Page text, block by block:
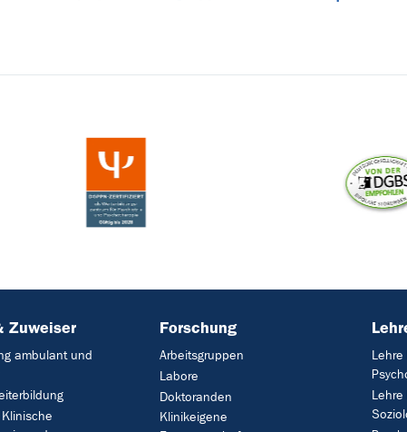
Zuweiser
ambulant und
Forschung
Arbeitsgruppen
Labore
Doktoranden
Klinikeigene